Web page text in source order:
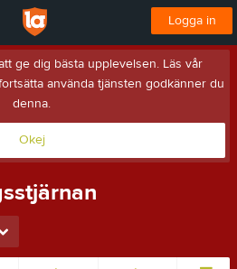
Logga in
ge dig bästa upplevelsen. Läs vår
använda tjänsten godkänner du
denna.
Okej